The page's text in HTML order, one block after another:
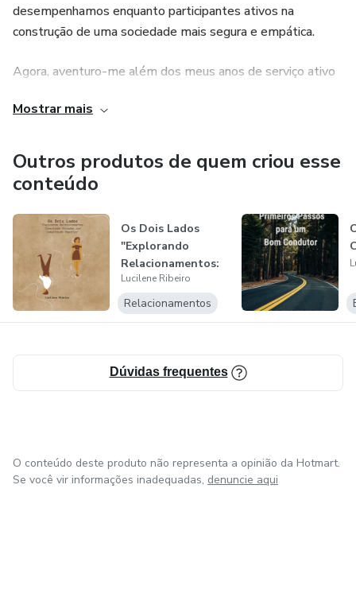
desempenhamos enquanto participantes ativos na
construção de uma sociedade mais segura e empática.
Agora, aventuro-me além dos meus anos de serviço ativo
acumulei. Com uma bagagem repleta de especializações
trânsito e as relações sociais, Dois campos diversificados e
totalmente intrínseco.
Mostrar mais
Outros produtos de quem criou esse
conteúdo
Os Dois Lados
"Explorando
Relacionamentos:
Conectando
Coraçõ...
Lucilene Ribeiro
Relacionamentos
Dúvidas frequentes
O conteúdo deste produto não representa a opinião da Hotmart.
Se você vir informações inadequadas, denuncie aqui